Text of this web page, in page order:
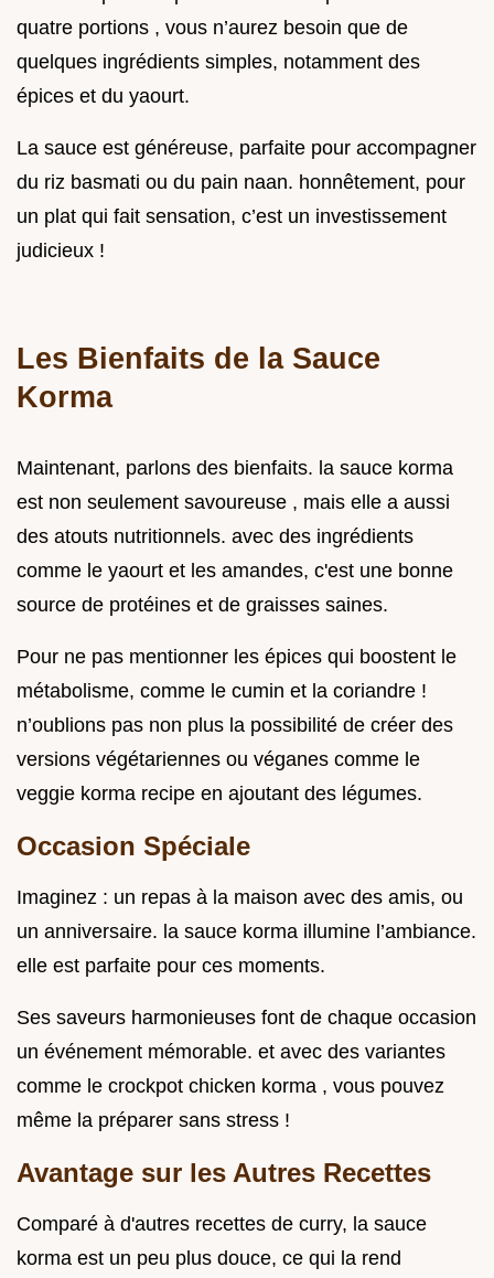
quatre portions , vous n’aurez besoin que de
quelques ingrédients simples, notamment des
épices et du yaourt.
La sauce est généreuse, parfaite pour accompagner
du riz basmati ou du pain naan. honnêtement, pour
un plat qui fait sensation, c’est un investissement
judicieux !
Les Bienfaits de la Sauce
Korma
Maintenant, parlons des bienfaits. la sauce korma
est non seulement savoureuse , mais elle a aussi
des atouts nutritionnels. avec des ingrédients
comme le yaourt et les amandes, c'est une bonne
source de protéines et de graisses saines.
Pour ne pas mentionner les épices qui boostent le
métabolisme, comme le cumin et la coriandre !
n’oublions pas non plus la possibilité de créer des
versions végétariennes ou véganes comme le
veggie korma recipe en ajoutant des légumes.
Occasion Spéciale
Imaginez : un repas à la maison avec des amis, ou
un anniversaire. la sauce korma illumine l’ambiance.
elle est parfaite pour ces moments.
Ses saveurs harmonieuses font de chaque occasion
un événement mémorable. et avec des variantes
comme le crockpot chicken korma , vous pouvez
même la préparer sans stress !
Avantage sur les Autres Recettes
Comparé à d'autres recettes de curry, la sauce
korma est un peu plus douce, ce qui la rend